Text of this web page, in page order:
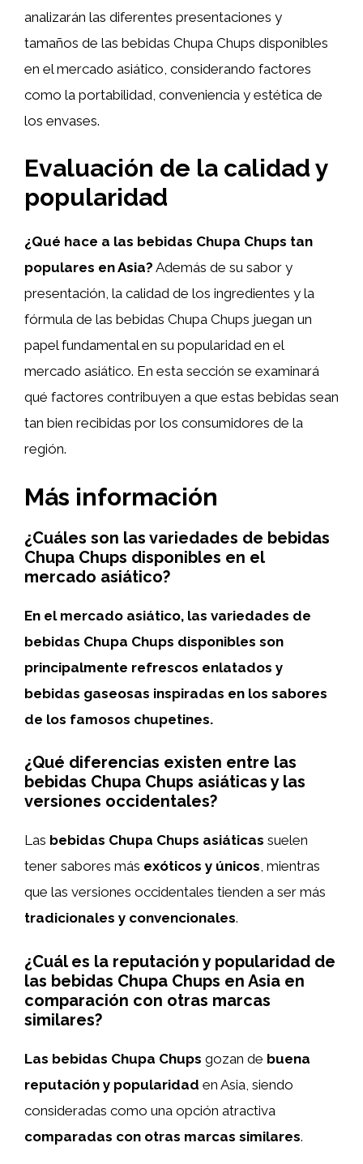
analizarán las diferentes presentaciones y
tamaños de las bebidas Chupa Chups disponibles
en el mercado asiático, considerando factores
como la portabilidad, conveniencia y estética de
los envases.
Evaluación de la calidad y
popularidad
¿Qué hace a las bebidas Chupa Chups tan
populares en Asia? Además de su sabor y
presentación, la calidad de los ingredientes y la
fórmula de las bebidas Chupa Chups juegan un
papel fundamental en su popularidad en el
mercado asiático. En esta sección se examinará
qué factores contribuyen a que estas bebidas sean
tan bien recibidas por los consumidores de la
región.
Más información
¿Cuáles son las variedades de bebidas
Chupa Chups disponibles en el
mercado asiático?
En el mercado asiático, las variedades de
bebidas Chupa Chups disponibles son
principalmente refrescos enlatados y
bebidas gaseosas inspiradas en los sabores
de los famosos chupetines.
¿Qué diferencias existen entre las
bebidas Chupa Chups asiáticas y las
versiones occidentales?
Las bebidas Chupa Chups asiáticas suelen
tener sabores más exóticos y únicos, mientras
que las versiones occidentales tienden a ser más
tradicionales y convencionales.
¿Cuál es la reputación y popularidad de
las bebidas Chupa Chups en Asia en
comparación con otras marcas
similares?
Las bebidas Chupa Chups gozan de buena
reputación y popularidad en Asia, siendo
consideradas como una opción atractiva
comparadas con otras marcas similares.